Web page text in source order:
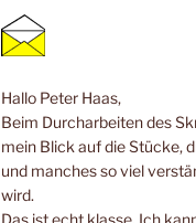
Hallo Peter Haas,
Beim Durcharbeiten des
mein Blick auf die Stücke,
und manches so viel
wird.